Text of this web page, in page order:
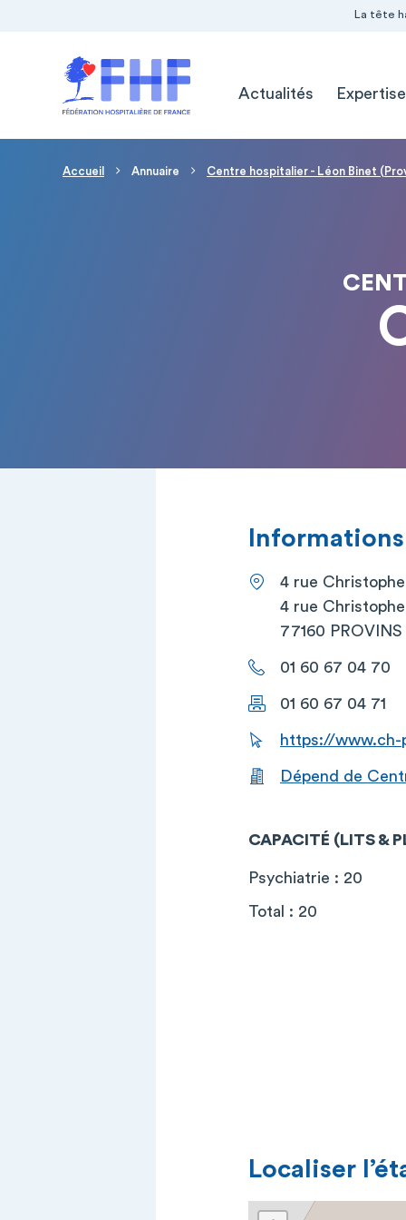
La tête
Actualités
Fil d'Ariane
Accueil Annuaire Centre hospitalier - Léon Binet
4 rue
4 rue
77160 PROVINS
01 60 67 04 70
01 60 67 04 71
https://www.ch-
Dépend de
CAPACITÉ (LITS &
Psychiatrie : 20
Total : 20
Localiser